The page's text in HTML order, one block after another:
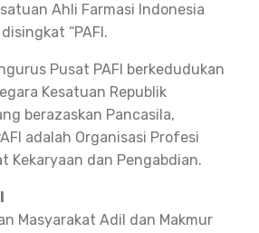
Ahli Farmasi Indonesia
“PAFI.
Pusat PAFI berkedudukan
Kesatuan Republik
berazaskan Pancasila,
adalah Organisasi Profesi
Kekaryaan dan Pengabdian.
Masyarakat Adil dan Makmur